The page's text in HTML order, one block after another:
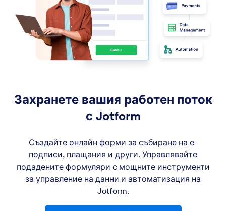
Захранете вашия работен поток
с Jotform
Създайте онлайн форми за събиране на е-
подписи, плащания и други. Управлявайте
подадените формуляри с мощните инструменти
за управление на данни и автоматизация на
Jotform.